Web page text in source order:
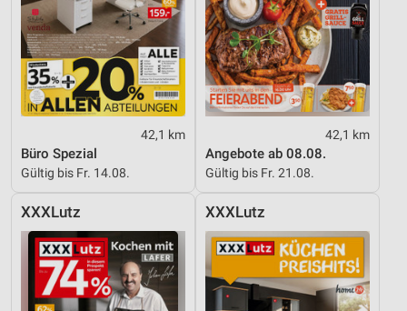
42,1 km
Büro Spezial
Gültig bis Fr. 14.08.
42,1 km
Angebote ab 08.08.
Gültig bis Fr. 21.08.
XXXLutz XXXLutz